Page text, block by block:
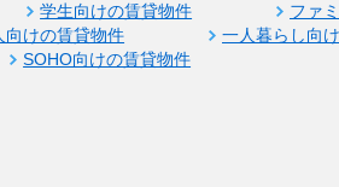
学生向けの賃貸物件 ファ
向けの賃貸物件
一人暮らし向
SOHO向けの賃貸物件